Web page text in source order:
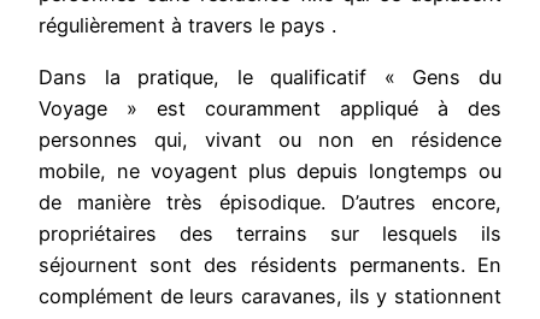
régulièrement à travers le pays .
Dans la pratique, le qualificatif « Gens du
Voyage » est couramment appliqué à des
personnes qui, vivant ou non en résidence
mobile, ne voyagent plus depuis longtemps ou
de manière très épisodique. D’autres encore,
propriétaires des terrains sur lesquels ils
séjournent sont des résidents permanents. En
complément de leurs caravanes, ils y stationnent